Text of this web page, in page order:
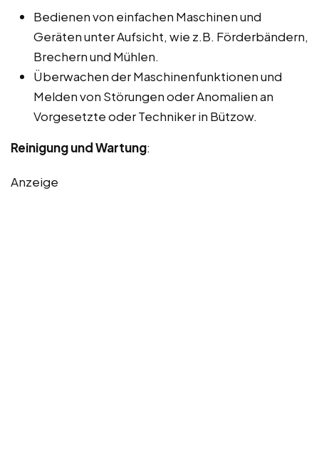
Bedienen von einfachen Maschinen und
Geräten unter Aufsicht, wie z.B. Förderbändern,
Brechern und Mühlen.
Überwachen der Maschinenfunktionen und
Melden von Störungen oder Anomalien an
Vorgesetzte oder Techniker in Bützow.
Reinigung und Wartung:
Anzeige